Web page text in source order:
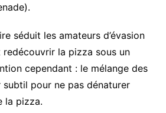
séduit les amateurs d’évasion
la pizza sous un
cependant : le mélange des
pour ne pas dénaturer
la pizza.